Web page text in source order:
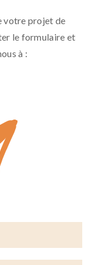
votre projet de
le formulaire et
à :